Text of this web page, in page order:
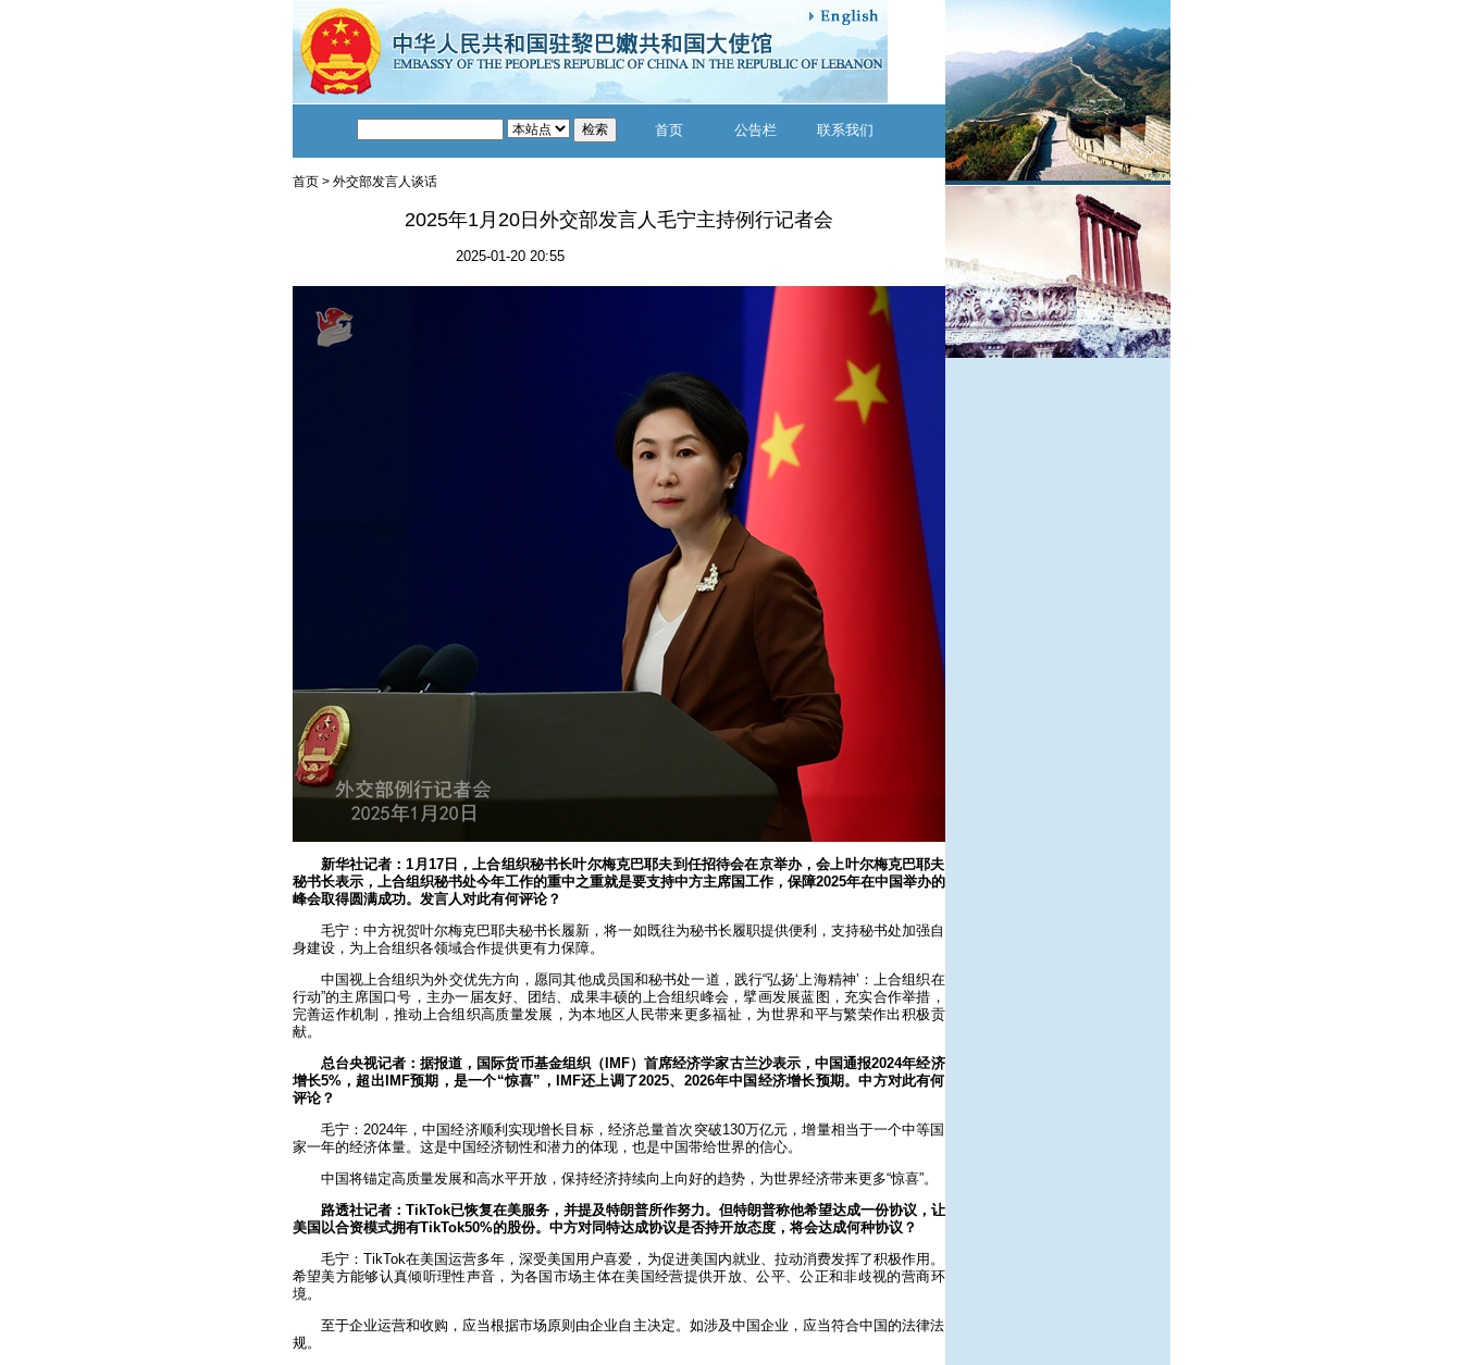
首页 公告栏 联系我们
首页> 外交部发言人谈话
2025年1月20日外交部发言人毛宁主持例行记者会
2025-01-20 20:55
新华社记者：1月17日，上合组织秘书长叶尔梅克巴耶夫到任招待会在京举办，会上叶尔梅克巴耶夫
秘书长表示，上合组织秘书处今年工作的重中之重就是要支持中方主席国工作，保障2025年在中国举办的
峰会取得圆满成功。发言人对此有何评论？
毛宁：中方祝贺叶尔梅克巴耶夫秘书长履新，将一如既往为秘书长履职提供便利，支持秘书处加强自
身建设，为上合组织各领域合作提供更有力保障。
中国视上合组织为外交优先方向，愿同其他成员国和秘书处一道，践行“弘扬‘上海精神’：上合组织在
行动”的主席国口号，主办一届友好、团结、成果丰硕的上合组织峰会，擘画发展蓝图，充实合作举措，
完善运作机制，推动上合组织高质量发展，为本地区人民带来更多福祉，为世界和平与繁荣作出积极贡
献。
总台央视记者：据报道，国际货币基金组织（IMF）首席经济学家古兰沙表示，中国通报2024年经济
增长5%，超出IMF预期，是一个“惊喜”，IMF还上调了2025、2026年中国经济增长预期。中方对此有何
评论？
毛宁：2024年，中国经济顺利实现增长目标，经济总量首次突破130万亿元，增量相当于一个中等国
家一年的经济体量。这是中国经济韧性和潜力的体现，也是中国带给世界的信心。
中国将锚定高质量发展和高水平开放，保持经济持续向上向好的趋势，为世界经济带来更多“惊喜”。
路透社记者：TikTok已恢复在美服务，并提及特朗普所作努力。但特朗普称他希望达成一份协议，让
美国以合资模式拥有TikTok50%的股份。中方对同特达成协议是否持开放态度，将会达成何种协议？
毛宁：TikTok在美国运营多年，深受美国用户喜爱，为促进美国内就业、拉动消费发挥了积极作用。
希望美方能够认真倾听理性声音，为各国市场主体在美国经营提供开放、公平、公正和非歧视的营商环
境。
至于企业运营和收购，应当根据市场原则由企业自主决定。如涉及中国企业，应当符合中国的法律法
规。